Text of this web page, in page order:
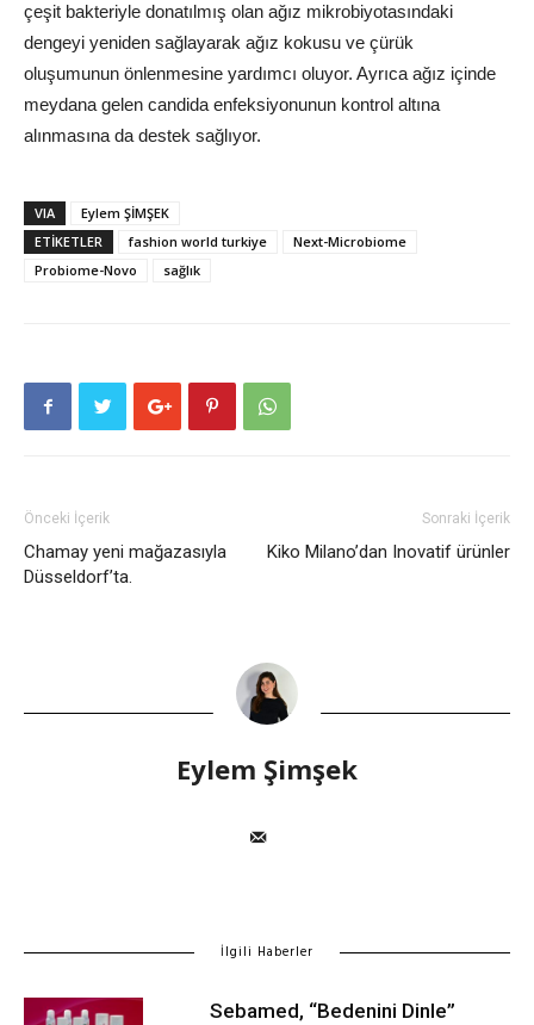
çeşit bakteriyle donatılmış olan ağız mikrobiyotasındaki
dengeyi yeniden sağlayarak ağız kokusu ve çürük
oluşumunun önlenmesine yardımcı oluyor. Ayrıca ağız içinde
meydana gelen candida enfeksiyonunun kontrol altına
alınmasına da destek sağlıyor.
VIA
Eylem ŞİMŞEK
ETIKETLER
fashion world turkiye
Next-Microbiome
Probiome-Novo
sağlık
Önceki İçerik
Chamay yeni mağazasıyla
Düsseldorf’ta.
Sonraki İçerik
Kiko Milano’dan Inovatif ürünler
Eylem Şimşek
İlgili Haberler
Sebamed, “Bedenini Dinle”